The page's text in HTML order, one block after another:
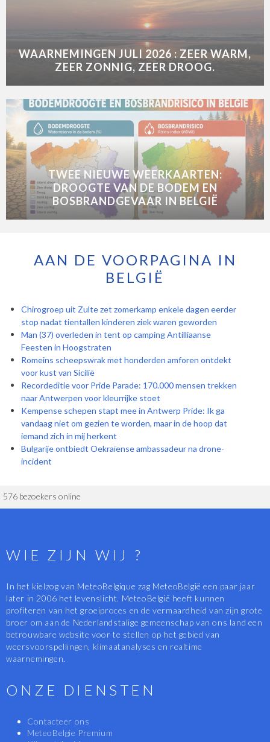
WAARNEMINGEN JULI 2026 : ZEER WARM,
ZEER ZONNIG, ZEER DROOG.
TWEE NIEUWE WEERKAARTEN:
DROOGTE VAN DE BODEM EN
BOSBRANDGEVAAR IN BELGIË
AAN DE VOORPAGINA IN
BELGIË
Chirogroep uit Zulte zet zomerkamp enkele dagen eerder
stop nadat tientallen kinderen ziek waren geworden
Man (37) overleden in tent op camping Antilliaanse
Feesten in Hoogstraten
Romeins scheepswrak met honderden amforen ontdekt
voor kust van Sicilië
Recordeditie voor Pride Parade: 170.000 mensen trekken
naar Antwerpen voor kleurrijke stoet
Kempense schepen stapt mee in Antwerp Pride: Ik ga
vandaag niet om gezien te worden, maar in de hoop dat
iemand zich in mij herkent
Bulgarije ontbiedt Oekraïense ambassadeur na drone-
incident
576 bezoekers online
WIE ZIJN WIJ ?
In het kielzog van MeteoBelgique zag MeteoBelgië een paar jaar
later in 2006 het levenslicht. MeteoBelgië heeft kunnen
profiteren van het groeiproces en de vermaardheid van zijn grote
broer om aan de Nederlandstalige gemeenschap van ons land een
betrouwbare website voor te stellen op het gebied van
weersvoorspellingen, klimaatanalyses en realtime
waarnemingen.
ONZE DIENSTEN
Contacteer ons
MeteoBelgie Premium